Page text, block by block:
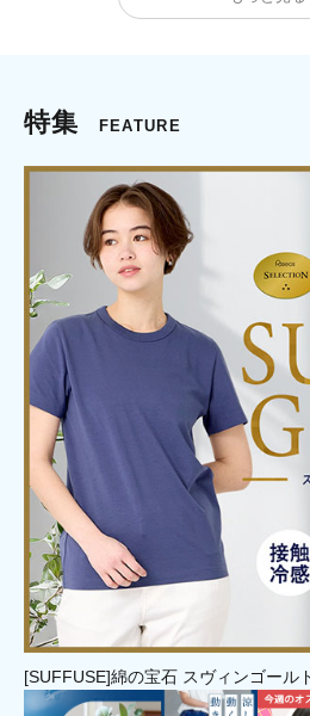
特集 FEATURE
[SUFFUSE]綿の宝石 スヴィンゴール